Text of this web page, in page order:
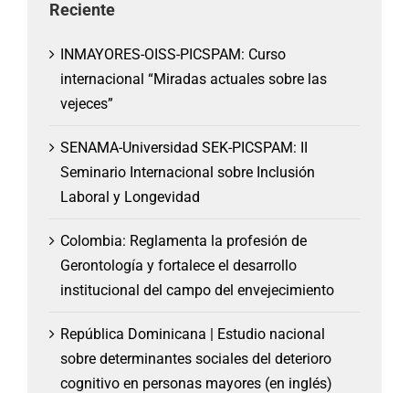
Reciente
INMAYORES-OISS-PICSPAM: Curso
internacional “Miradas actuales sobre las
vejeces”
SENAMA-Universidad SEK-PICSPAM: II
Seminario Internacional sobre Inclusión
Laboral y Longevidad
Colombia: Reglamenta la profesión de
Gerontología y fortalece el desarrollo
institucional del campo del envejecimiento
República Dominicana | Estudio nacional
sobre determinantes sociales del deterioro
cognitivo en personas mayores (en inglés)